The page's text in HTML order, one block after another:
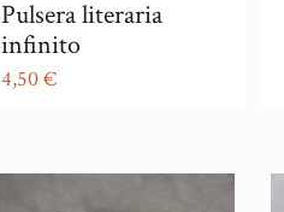
Pulsera literaria
infinito
4,50€